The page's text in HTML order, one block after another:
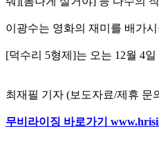
이광수는 영화의 재미를 배가
[덕수리 5형제]는 오는 12월 4
최재필 기자 (보도자료/제휴 문
무비라이징 바로가기